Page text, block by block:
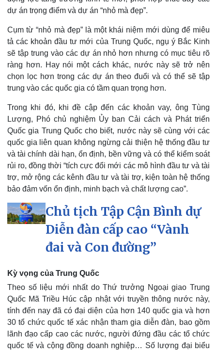
Pháp luật
Vụ án
Tin nóng
Tư vấn luật
Quân sự - Quốc phòng
Vũ khí
Việt Nam
Phân tích
dự án trọng điểm và dự án “nhỏ mà đẹp”.
Cụm từ “nhỏ mà đẹp” là một khái niệm mới dùng để miêu
tả các khoản đầu tư mới của Trung Quốc, ngụ ý Bắc Kinh
sẽ tập trung vào các dự án nhỏ hơn nhưng có mục tiêu rõ
ràng hơn. Hay nói một cách khác, nước này sẽ trở nên
chọn lọc hơn trong các dự án theo đuổi và có thể sẽ tập
trung vào các quốc gia có tầm quan trọng hơn.
Trong khi đó, khi đề cập đến các khoản vay, ông Tùng
Lượng, Phó chủ nghiệm Ủy ban Cải cách và Phát triển
Quốc gia Trung Quốc cho biết, nước này sẽ cùng với các
quốc gia liên quan không ngừng cải thiện hệ thống đầu tư
và tài chính dài hạn, ổn định, bền vững và có thể kiểm soát
rủi ro, đồng thời “tích cực đổi mới các mô hình đầu tư và tài
trợ, mở rộng các kênh đầu tư và tài trợ, kiện toàn hệ thống
bảo đảm vốn ổn định, minh bạch và chất lượng cao”.
Chủ tịch Tập Cận Bình dự
Diễn đàn cấp cao “Vành
đai và Con đường”
Kỳ vọng của Trung Quốc
Theo số liệu mới nhất do Thứ trưởng Ngoại giao Trung
Quốc Mã Triều Húc cập nhật với truyền thông nước này,
tính đến nay đã có đại diện của hơn 140 quốc gia và hơn
30 tổ chức quốc tế xác nhận tham gia diễn đàn, bao gồm
lãnh đạo cấp cao các nước, người đứng đầu các tổ chức
quốc tế và cộng đồng doanh nghiệp… Số lượng đại biểu